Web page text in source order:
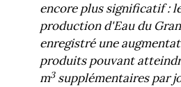
encore plus significatif :
production d'Eau du
enregistré une
produits pouvant
m3supplémentaires par